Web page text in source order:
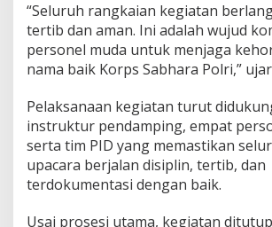
e
r
l
a
g
s
u
n
g
h
“Seluruh rangkaian kegiatan
tertib dan aman. Ini adalah wujud
personel muda untuk menjaga
nama baik Korps Sabhara Polri,”
Pelaksanaan kegiatan turut
instruktur pendamping, empat
serta tim PID yang memastikan
upacara berjalan disiplin, tertib, dan
terdokumentasi dengan baik.
Usai prosesi utama, kegiatan